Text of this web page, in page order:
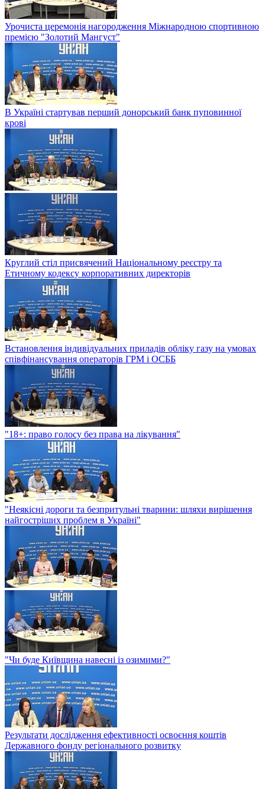
Урочиста церемонія нагородження Міжнародною спортивною
премією "Золотий Мангуст"
В Україні стартував перший донорський банк пуповинної
крові
Круглий стіл присвячений Національному реєстру та
Етичному кодексу корпоративних директорів
Встановлення індивідуальних приладів обліку газу на умовах
співфінансування операторів ГРМ і ОСББ
"18+: право голосу без права на лікування"
"Неякісні дороги та безпритульні тварини: шляхи вирішення
найгостріших проблем в Україні"
"Чи буде Київщина навесні із озимими?"
Результати дослідження ефективності освоєння коштів
Державного фонду регіонального розвитку